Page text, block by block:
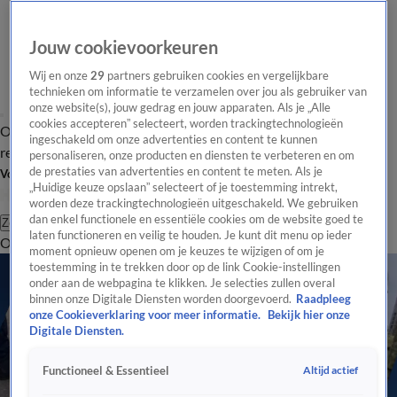
Overzicht Laatste nieuws Regionieuws Het beste van Hart
Tip de
redactie
Volg Hart van Nederland
Zoeken
OverzichtRegioUitzendingenWeerTip de redactiePanelVideo's
Jouw cookievoorkeuren
Wij en onze29 partners gebruiken cookies en vergelijkbare
technieken om informatie te verzamelen over jou als gebruiker van
onze website(s), jouw gedrag en jouw apparaten. Als je „Alle
cookies accepteren” selecteert, worden trackingtechnologieën
ingeschakeld om onze advertenties en content te kunnen
personaliseren, onze producten en diensten te verbeteren en om
de prestaties van advertenties en content te meten. Als je
„Huidige keuze opslaan” selecteert of je toestemming intrekt,
worden deze trackingtechnologieën uitgeschakeld. We gebruiken
dan enkel functionele en essentiële cookies om de website goed te
laten functioneren en veilig te houden. Je kunt dit menu op ieder
moment opnieuw openen om je keuzes te wijzigen of om je
toestemming in te trekken door op de link Cookie-instellingen
onder aan de webpagina te klikken. Je selecties zullen overal
binnen onze Digitale Diensten worden doorgevoerd. Raadpleeg
onze Cookieverklaring voor meer informatie.
Bekijk hier onze
Digitale Diensten.
Functioneel & Essentieel Altijd actief